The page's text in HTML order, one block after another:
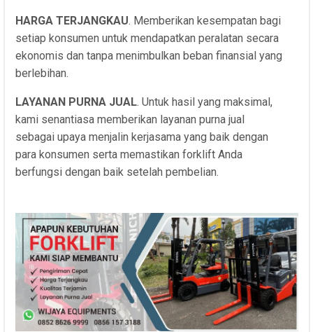
HARGA TERJANGKAU. Memberikan kesempatan bagi
setiap konsumen untuk mendapatkan peralatan secara
ekonomis dan tanpa menimbulkan beban finansial yang
berlebihan.
LAYANAN PURNA JUAL. Untuk hasil yang maksimal,
kami senantiasa memberikan layanan purna jual
sebagai upaya menjalin kerjasama yang baik dengan
para konsumen serta memastikan forklift Anda
berfungsi dengan baik setelah pembelian.